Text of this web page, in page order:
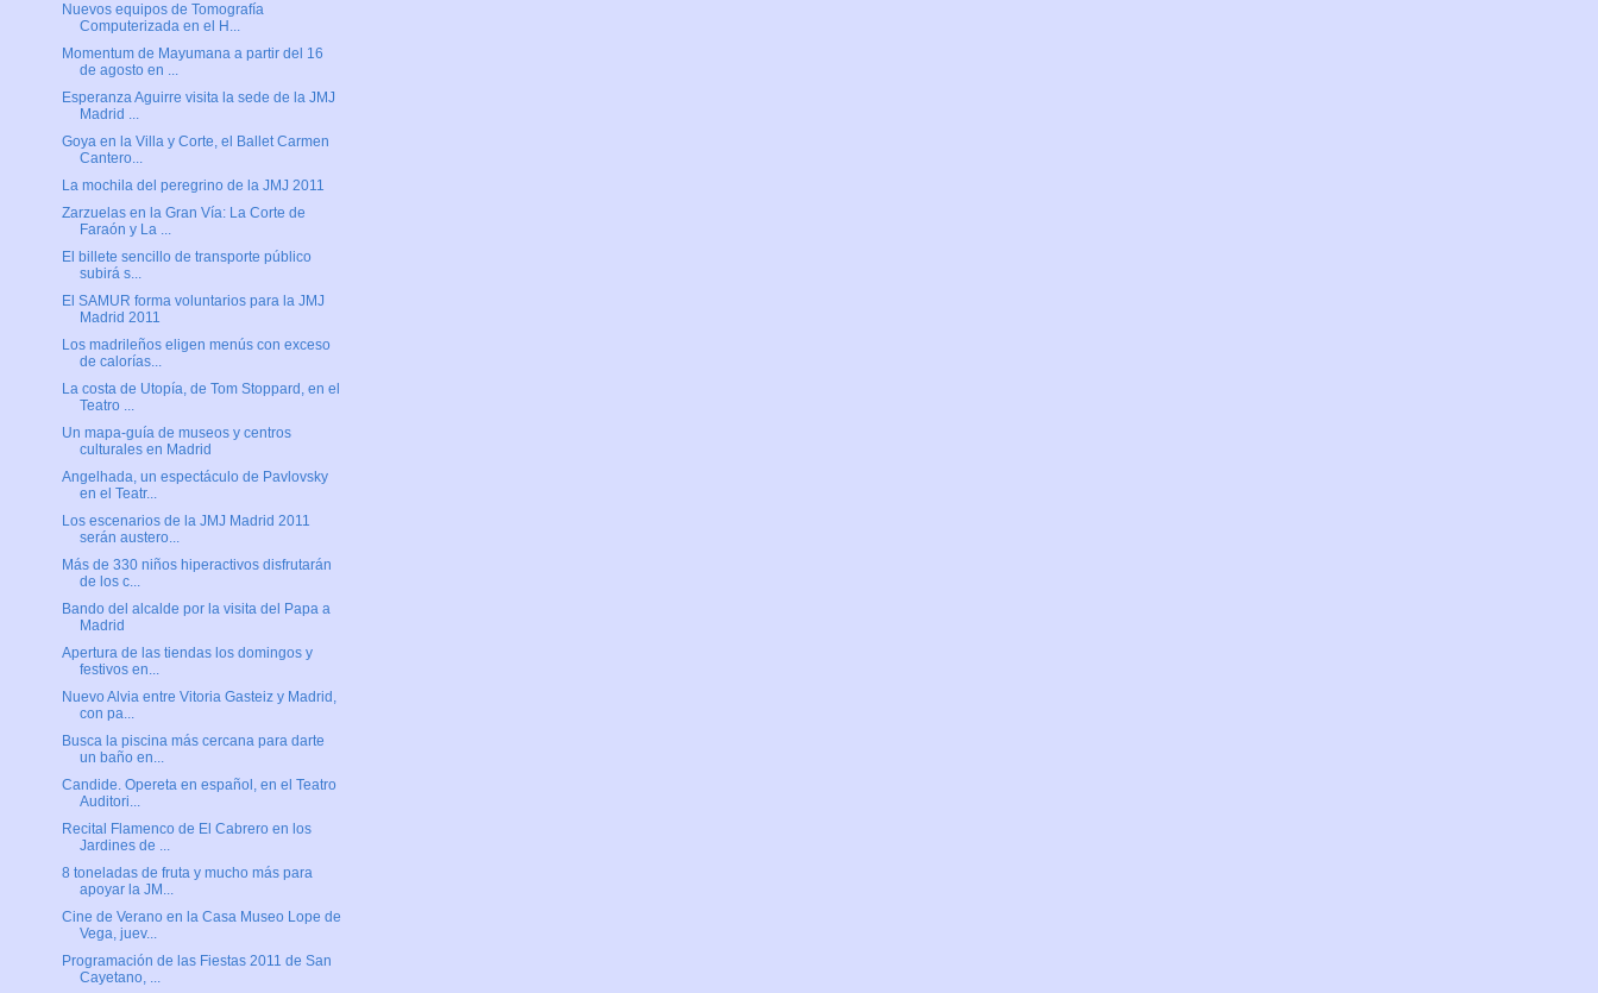
Nuevos equipos de Tomografía
Computerizada en el H...
Momentum de Mayumana a partir del 16
de agosto en ...
Esperanza Aguirre visita la sede de la JMJ
Madrid ...
Goya en la Villa y Corte, el Ballet Carmen
Cantero...
La mochila del peregrino de la JMJ 2011
Zarzuelas en la Gran Vía: La Corte de
Faraón y La ...
El billete sencillo de transporte público
subirá s...
El SAMUR forma voluntarios para la JMJ
Madrid 2011
Los madrileños eligen menús con exceso
de calorías...
La costa de Utopía, de Tom Stoppard, en el
Teatro ...
Un mapa-guía de museos y centros
culturales en Madrid
Angelhada, un espectáculo de Pavlovsky
en el Teatr...
Los escenarios de la JMJ Madrid 2011
serán austero...
Más de 330 niños hiperactivos disfrutarán
de los c...
Bando del alcalde por la visita del Papa a
Madrid
Apertura de las tiendas los domingos y
festivos en...
Nuevo Alvia entre Vitoria Gasteiz y Madrid,
con pa...
Busca la piscina más cercana para darte
un baño en...
Candide. Opereta en español, en el Teatro
Auditori...
Recital Flamenco de El Cabrero en los
Jardines de ...
8 toneladas de fruta y mucho más para
apoyar la JM...
Cine de Verano en la Casa Museo Lope de
Vega, juev...
Programación de las Fiestas 2011 de San
Cayetano, ...